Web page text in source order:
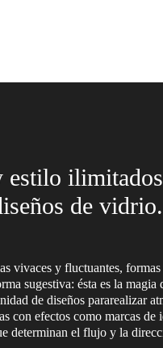
estilo
de vidrio.
vivaces y fluctuantes,
sugestiva: ésta es la
de diseños pararealizar
con efectos como marcas
determinan el flujo y la